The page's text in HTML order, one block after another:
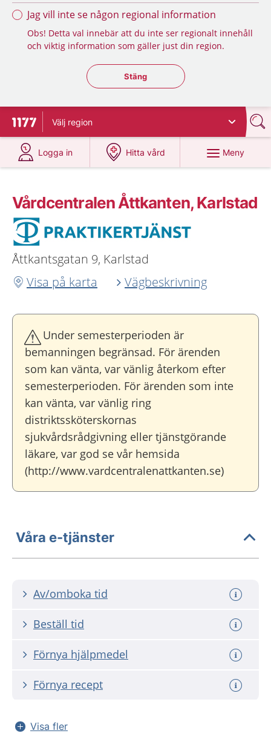
Jag vill inte se någon regional information
Obs! Detta val innebär att du inte ser regionalt innehåll
och viktig information som gäller just din region.
Stäng regionsväljaren
Stäng
Till startsidan för 1177
Välj region
Logga in
på 1177.se
Hitta vård
på 1177.se
Meny
Vårdcentralen Åttkanten, Karlstad
Åttkantsgatan 9, Karlstad
Visa på karta
Vägbeskrivning
Under semesterperioden är
bemanningen begränsad. För ärenden
som kan vänta, var vänlig återkom efter
semesterperioden. För ärenden som inte
kan vänta, var vänlig ring
distriktssköterskornas
sjukvårdsrådgivning eller tjänstgörande
läkare, var god se vår hemsida
(http://www.vardcentralenattkanten.se)
Våra e-tjänster
Av/omboka tid
Beställ tid
Förnya hjälpmedel
Förnya recept
Visa fler